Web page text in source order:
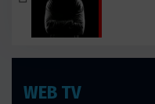
WEB TV